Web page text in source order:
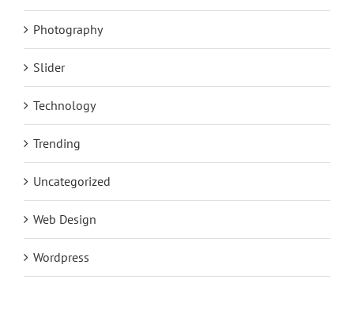
Photography
Slider
Technology
Trending
Uncategorized
Web Design
Wordpress